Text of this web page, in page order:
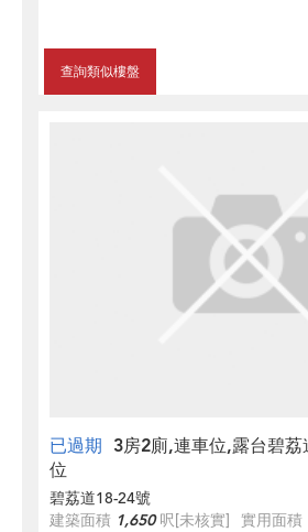
查詢類似樓盤
已過期 3房2廁,連車位,露台碧
位
碧荔道18-24號
建築面積 1,650呎[未核實] 實用面積